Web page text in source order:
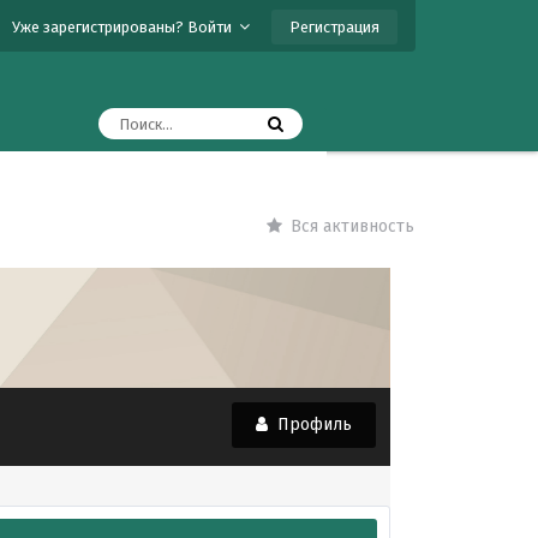
Уже зарегистрированы? Войти Регистрация
Вся активность
Профиль